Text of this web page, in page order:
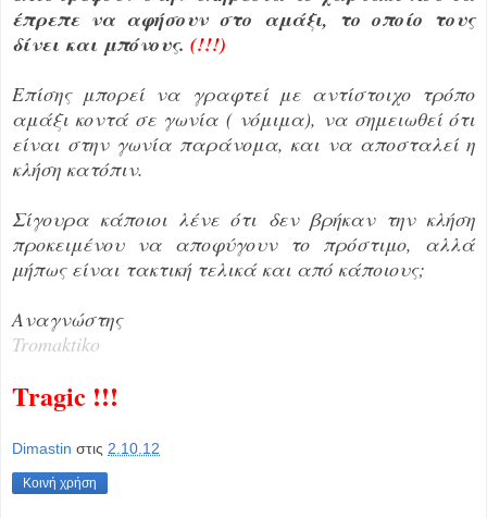
έπρεπε να αφήσουν στο αμάξι, το οποίο τους
δίνει και μπόνους. (!!!)
Επίσης μπορεί να γραφτεί με αντίστοιχο τρόπο
αμάξι κοντά σε γωνία ( νόμιμα), να σημειωθεί ότι
είναι στην γωνία παράνομα, και να αποσταλεί η
κλήση κατόπιν.
Σίγουρα κάποιοι λένε ότι δεν βρήκαν την κλήση
προκειμένου να αποφύγουν το πρόστιμο, αλλά
μήπως είναι τακτική τελικά και από κάποιους;
Αναγνώστης
Tromaktiko
Tragic !!!
Dimastin στις 2.10.12
Κοινή χρήση